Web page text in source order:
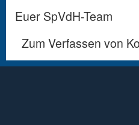
Euer SpVdH-Team
Zum Verfassen von